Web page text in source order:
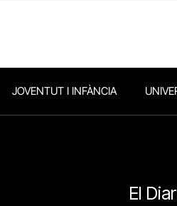
JOVENTUT I INFÀNCIA